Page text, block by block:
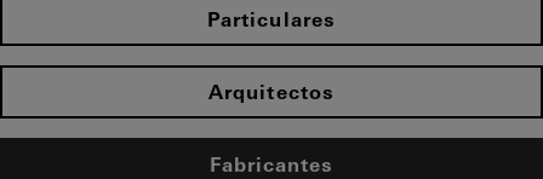
Particulares
Arquitectos
Fabricantes